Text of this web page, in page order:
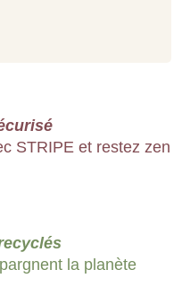
STRIPE et restez zen
la planète